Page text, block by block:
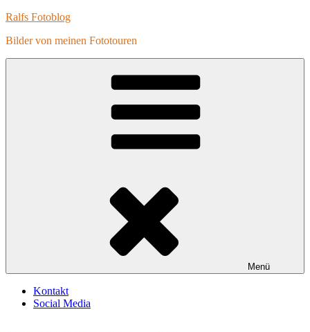
Zum
springen
Ralfs Fotoblog
Bilder von meinen Fototouren
Menü
Kontakt
Social Media